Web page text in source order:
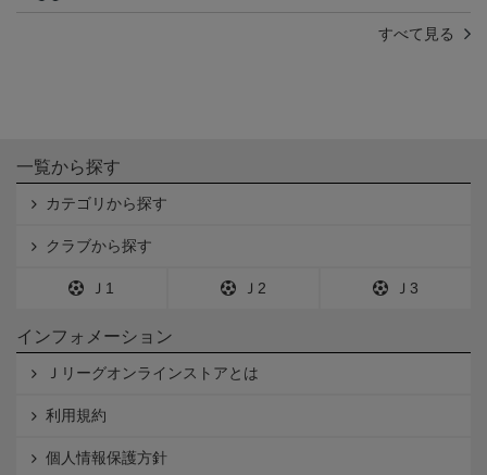
すべて見る
一覧から探す
カテゴリから探す
クラブから探す
Ｊ1 Ｊ2 Ｊ3
インフォメーション
Ｊリーグオンラインストアとは
利用規約
個人情報保護方針